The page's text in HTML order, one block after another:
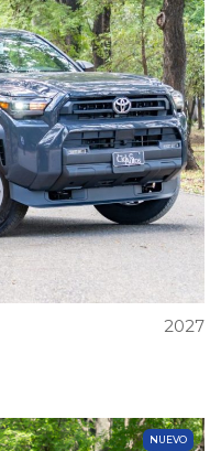
2027
NUEVO